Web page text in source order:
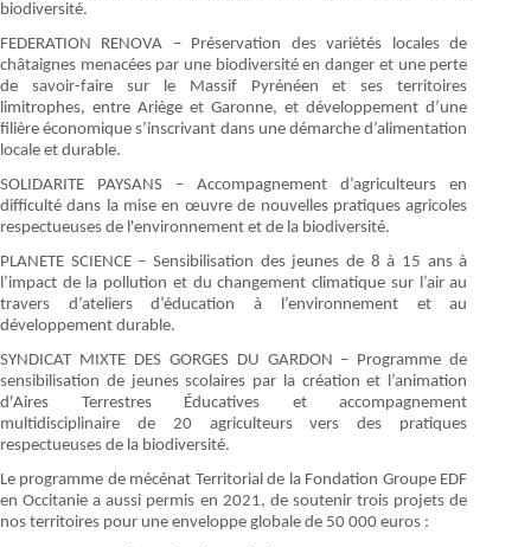
biodiversité.
FEDERATION RENOVA – Préservation des variétés locales de
châtaignes menacées par une biodiversité en danger et une perte
de savoir-faire sur le Massif Pyrénéen et ses territoires
limitrophes, entre Ariège et Garonne, et développement d’une
filière économique s’inscrivant dans une démarche d’alimentation
locale et durable.
SOLIDARITE PAYSANS – Accompagnement d’agriculteurs en
difficulté dans la mise en œuvre de nouvelles pratiques agricoles
respectueuses de l'environnement et de la biodiversité.
PLANETE SCIENCE – Sensibilisation des jeunes de 8 à 15 ans à
l’impact de la pollution et du changement climatique sur l’air au
travers d’ateliers d’éducation à l’environnement et au
développement durable.
SYNDICAT MIXTE DES GORGES DU GARDON – Programme de
sensibilisation de jeunes scolaires par la création et l’animation
d'Aires Terrestres Éducatives et accompagnement
multidisciplinaire de 20 agriculteurs vers des pratiques
respectueuses de la biodiversité.
Le programme de mécénat Territorial de la Fondation Groupe EDF
en Occitanie a aussi permis en 2021, de soutenir trois projets de
nos territoires pour une enveloppe globale de 50 000 euros :